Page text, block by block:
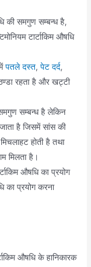
की समगुण सम्बन्ध है,
टार्टाकिम औषधि
मेंपतले दस्त,पेट दर्द,
रहता है और खट्टी
सम्बन्ध है लेकिन
जाता है जिसमें सांस की
होती है तथा
मिलता है।
औषधि का प्रयोग
का प्रयोग करना
औषधि के हानिकारक